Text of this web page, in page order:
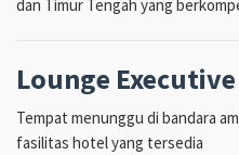
dan Timur Tengah yang
Lounge Executive
Tempat menunggu di bandara
fasilitas hotel yang tersedia